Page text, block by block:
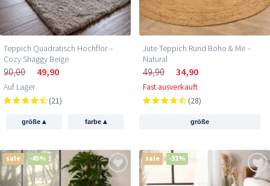
Teppich Quadratisch Hochflor –
Cozy Shaggy Beige
90,00 49,90
Auf Lager
(21)
größe▴ farbe ▴
Jute Teppich Rund Boho & Me –
Natural
49,90 34,90
Fast ausverkauft
(28)
größe
sale -45% sale -31%